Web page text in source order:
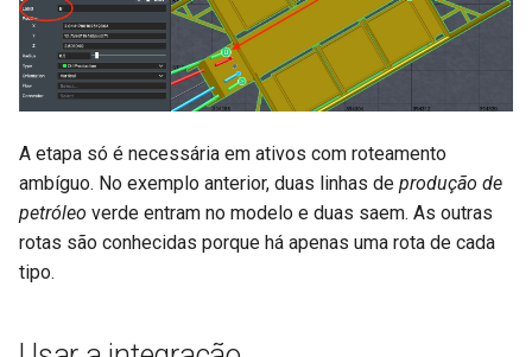
A etapa só é necessária em ativos com roteamento
ambíguo. No exemplo anterior, duas linhas de produção de
petróleo verde entram no modelo e duas saem. As outras
rotas são conhecidas porque há apenas uma rota de cada
tipo.